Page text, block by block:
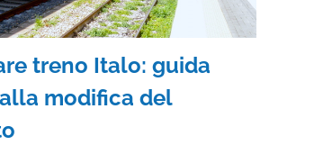
treno Italo: guida
modifica del